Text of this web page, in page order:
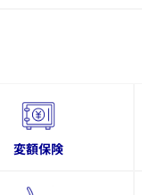
変額保険